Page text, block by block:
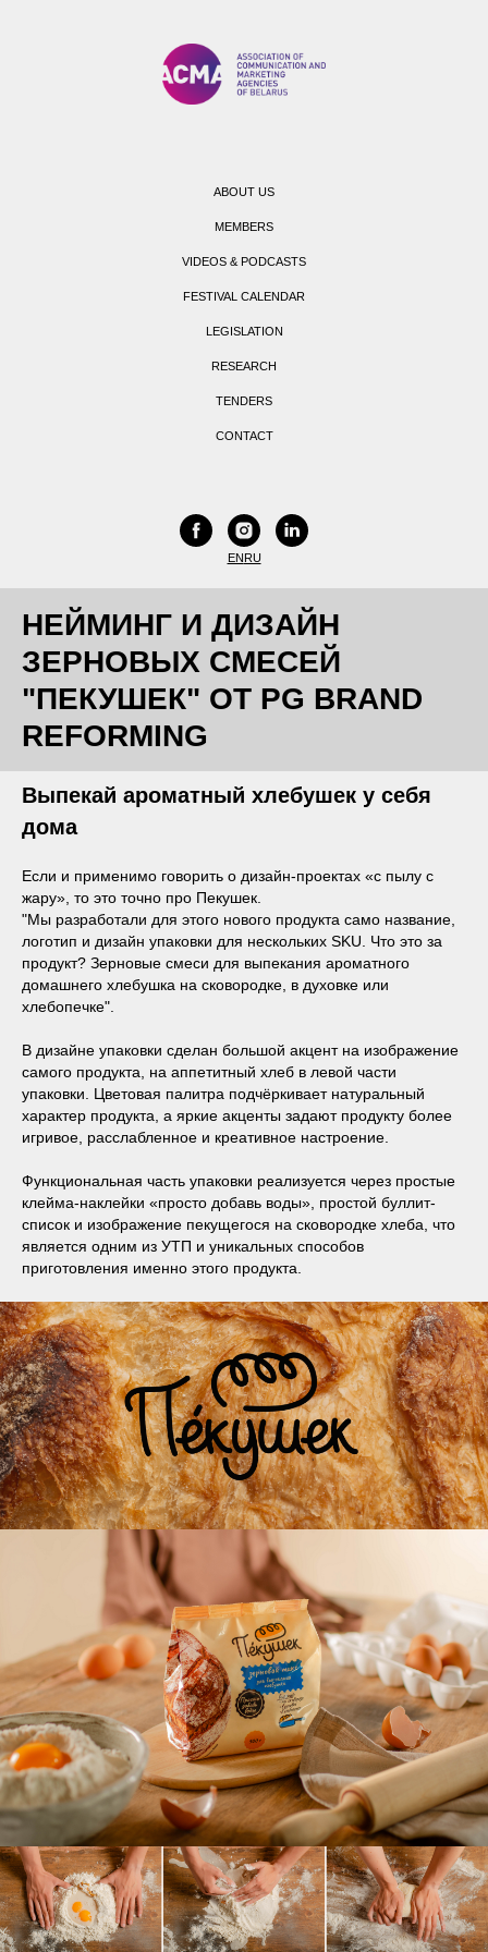
ABOUT US
MEMBERS
VIDEOS & PODCASTS
FESTIVAL CALENDAR
LEGISLATION
RESEARCH
TENDERS
CONTACT
ENRU
НЕЙМИНГ И ДИЗАЙН
ЗЕРНОВЫХ СМЕСЕЙ
"ПЕКУШЕК" ОТ PG BRAND
REFORMING
Выпекай ароматный хлебушек у себя
дома
Если и применимо говорить о дизайн-проектах «с пылу с
жару», то это точно про Пекушек.
"Мы разработали для этого нового продукта само название,
логотип и дизайн упаковки для нескольких SKU. Что это за
продукт? Зерновые смеси для выпекания ароматного
домашнего хлебушка на сковородке, в духовке или
хлебопечке".
В дизайне упаковки сделан большой акцент на изображение
самого продукта, на аппетитный хлеб в левой части
упаковки. Цветовая палитра подчёркивает натуральный
характер продукта, а яркие акценты задают продукту более
игривое, расслабленное и креативное настроение.
Функциональная часть упаковки реализуется через простые
клейма-наклейки «просто добавь воды», простой буллит-
список и изображение пекущегося на сковородке хлеба, что
является одним из УТП и уникальных способов
приготовления именно этого продукта.